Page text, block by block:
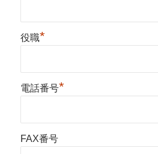
役職*
電話番号*
FAX番号